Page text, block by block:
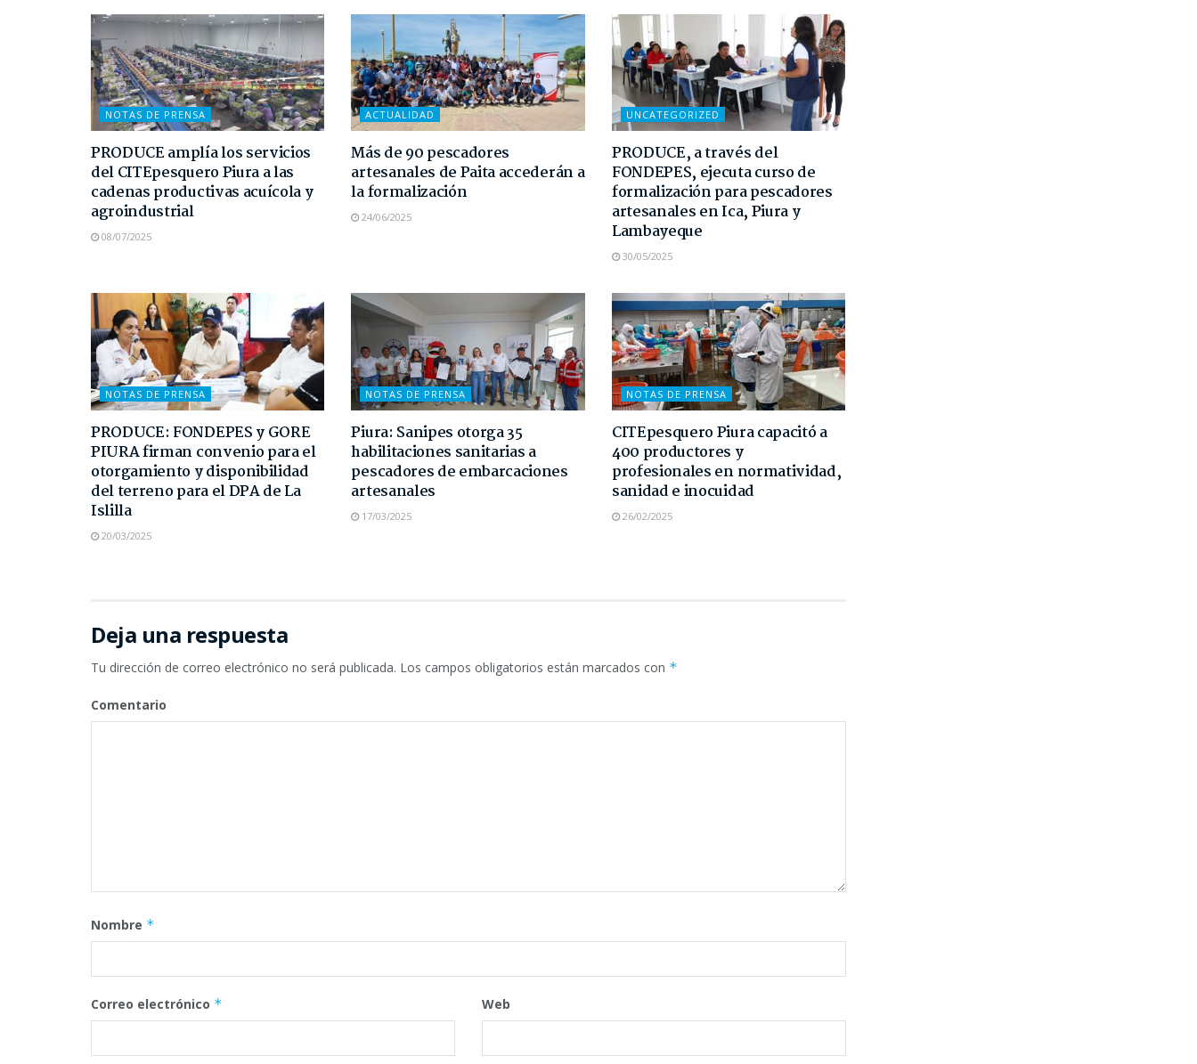
NOTAS DE PRENSA
PRODUCE amplía los servicios
del CITEpesquero Piura a las
cadenas productivas acuícola y
agroindustrial
08/07/2025
ACTUALIDAD
Más de 90 pescadores
artesanales de Paita accederán a
la formalización
24/06/2025
UNCATEGORIZED
PRODUCE, a través del
FONDEPES, ejecuta curso de
formalización para pescadores
artesanales en Ica, Piura y
Lambayeque
30/05/2025
NOTAS DE PRENSA
PRODUCE: FONDEPES y GORE
PIURA firman convenio para el
otorgamiento y disponibilidad
del terreno para el DPA de La
Islilla
20/03/2025
NOTAS DE PRENSA
Piura: Sanipes otorga 35
habilitaciones sanitarias a
pescadores de embarcaciones
artesanales
17/03/2025
NOTAS DE PRENSA
CITEpesquero Piura capacitó a
400 productores y
profesionales en normatividad,
sanidad e inocuidad
26/02/2025
Deja una respuesta
Tu dirección de correo electrónico no será publicada. Los campos obligatorios están marcados con *
Comentario
Nombre *
Correo electrónico * Web